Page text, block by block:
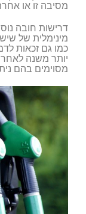
מסיבה זו או
דרישות חובה
מינימלית של
כמו גם זכאות
יותר משנה
מסוימים בהם